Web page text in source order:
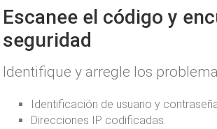
Escanee el código y
seguridad
Identifique y arregle los
Identificación de usuario y
Direcciones IP codificadas.